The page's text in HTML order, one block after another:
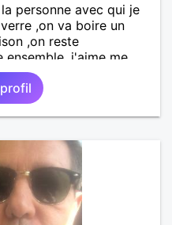
personne avec qui je
,on va boire un
,on reste
.j'aime me
des film , aller au
tous rire